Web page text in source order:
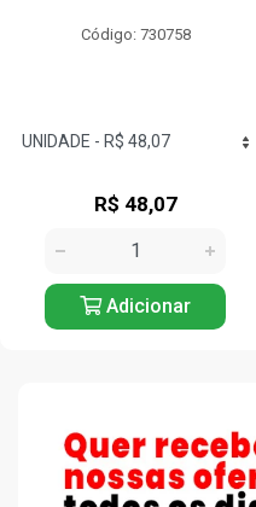
Código: 729382
R$ 7,65
Adicionar